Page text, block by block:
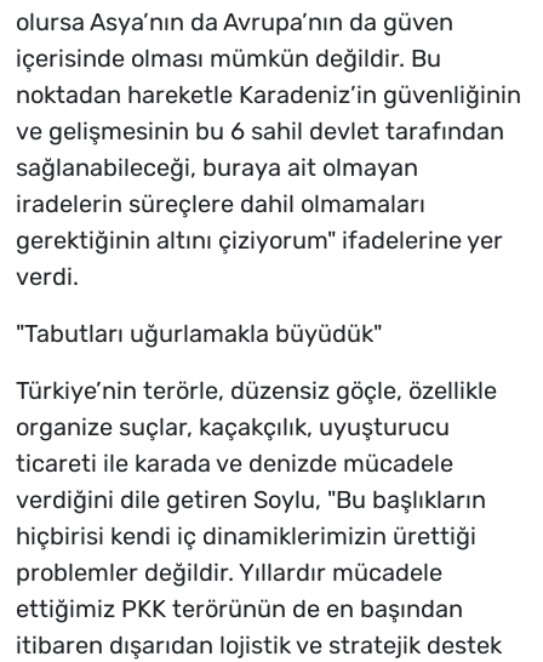
olursa Asya’nın da Avrupa’nın da güven
içerisinde olması mümkün değildir. Bu
noktadan hareketle Karadeniz’in güvenliğinin
ve gelişmesinin bu 6 sahil devlet tarafından
sağlanabileceği, buraya ait olmayan
iradelerin süreçlere dahil olmamaları
gerektiğinin altını çiziyorum" ifadelerine yer
verdi.
"Tabutları uğurlamakla büyüdük"
Türkiye’nin terörle, düzensiz göçle, özellikle
organize suçlar, kaçakçılık, uyuşturucu
ticareti ile karada ve denizde mücadele
verdiğini dile getiren Soylu, "Bu başlıkların
hiçbirisi kendi iç dinamiklerimizin ürettiği
problemler değildir. Yıllardır mücadele
ettiğimiz PKK terörünün de en başından
itibaren dışarıdan lojistik ve stratejik destek